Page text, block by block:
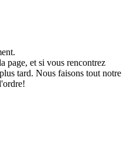
page, et si vous rencontrez
tard. Nous faisons tout notre